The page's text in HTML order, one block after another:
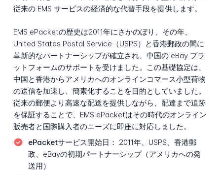
従来の EMS サービスの経済的な代替手段を提供します。
EMS ePacketの歴史は2011年にさかのぼり、その年、
United States Postal Service（USPS）と香港郵政の間に
革新的なパートナーシップが確立され、中国の eBay プラ
ットフォームのサポートを受けました。この基礎協定は、
中国と香港からアメリカへのオンラインコマース小型荷物
の送信を加速し、簡素化することを目的としていました。
従来の郵便より高速な配送を提供しながら、配達まで追跡
を保証することで、EMS ePacketはその時代のオンライン
販売者と国際購入者のニーズに即座に対応しました。
ePacketサービス開始日： 2011年、USPS、香港郵
政、eBayの初期パートナーシップ（アメリカへの発
送用）